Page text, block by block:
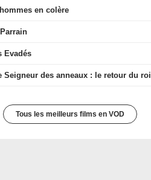
en colère
Evadés
Seigneur des anneaux : le retour du roi
Tous les meilleurs films en VOD